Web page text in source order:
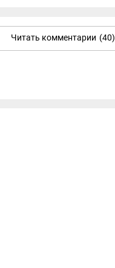
Читать комментарии (40)